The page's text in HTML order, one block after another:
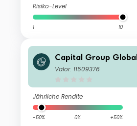
Risiko-Level
1 10
Capital Group
Opportunities (LUX) P
Valor: 11509376
Jährliche Rendite
-50% 0% +50%